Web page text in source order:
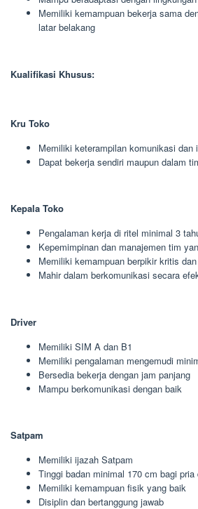
Memiliki kemampuan bekerja sama
latar belakang
Kualifikasi Khusus:
Kru Toko
Memiliki keterampilan komunikasi dan
Dapat bekerja sendiri maupun dalam
Kepala Toko
Pengalaman kerja di ritel minimal 3
Kepemimpinan dan manajemen tim
Memiliki kemampuan berpikir kritis
Mahir dalam berkomunikasi secara
Driver
Memiliki SIM A dan B1
Memiliki pengalaman mengemudi
Bersedia bekerja dengan jam panjang
Mampu berkomunikasi dengan baik
Satpam
Memiliki ijazah Satpam
Tinggi badan minimal 170 cm bagi
Memiliki kemampuan fisik yang baik
Disiplin dan bertanggung jawab